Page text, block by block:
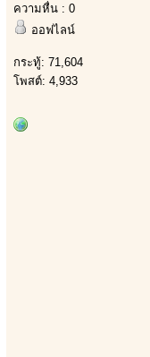
ความหื่น : 0
ออฟไลน์
กระทู้: 71,604
โพสต์: 4,933